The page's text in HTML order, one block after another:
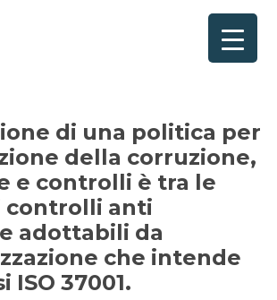
di una politica per
della corruzione,
e controlli è tra le
controlli anti
adottabili da
che intende
ISO 37001.